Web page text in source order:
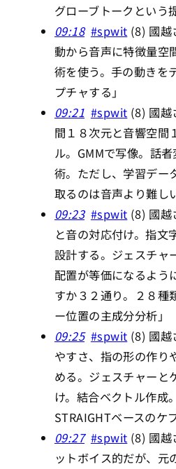
グローブトークという
09:18 #spwit (8) 國越
動から音声に特徴量空
術を使う。手の動きを
プチャする」
09:21 #spwit (8) 國越
間１８次元と音響空間
ル。GMMで写像。話
術。ただし、学習デー
取るのは音声より難し
09:23 #spwit (8) 國越
と音の対応付け。指文
設計する。ジェスチャ
配置が等価になるよう
すか３２通り。２８種
ー位置の主成分分析」
09:25 #spwit (8) 國越
やすさ、指の形の作り
める。ジェスチャーと
け。結合ベクトル作成
STRAIGHTベースのケ
09:27 #spwit (8) 國越
ットボイス的だが、元